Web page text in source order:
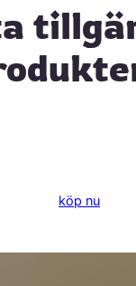
köp nu